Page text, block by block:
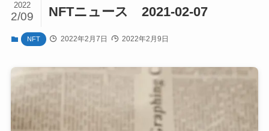
NFTニュース 2021-02-07
2022
2/09
NFT 2022年2月7日 2022年2月9日